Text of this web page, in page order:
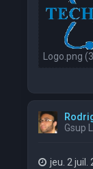
Logo.png
Gsup
jeu. 2 juil.